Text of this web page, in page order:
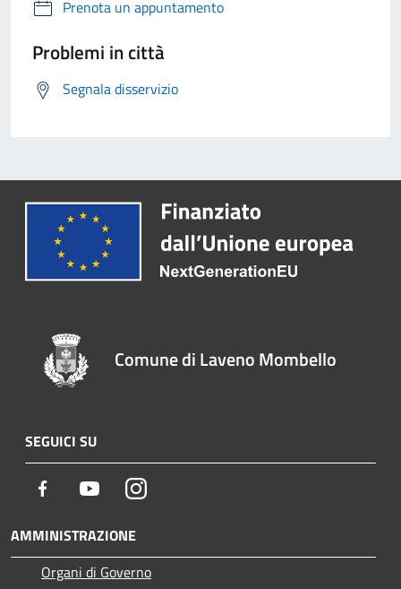
Prenota un appuntamento
Problemi in città
Segnala disservizio
Comune di Laveno Mombello
SEGUICI SU
Facebook YoutubeInstagram
AMMINISTRAZIONE
Organi di Governo